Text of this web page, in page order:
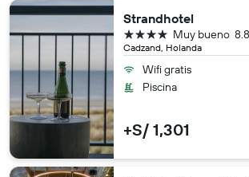
Strandhotel
Cadzand, Holanda
8.8
Muy bueno
4 estrellas
Wifi gratis
Piscina
+S/ 1,301